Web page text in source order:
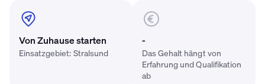
Von Zuhause starten
Einsatzgebiet: Stralsund
-
Das Gehalt hängt von
Erfahrung und Qualifikation
ab